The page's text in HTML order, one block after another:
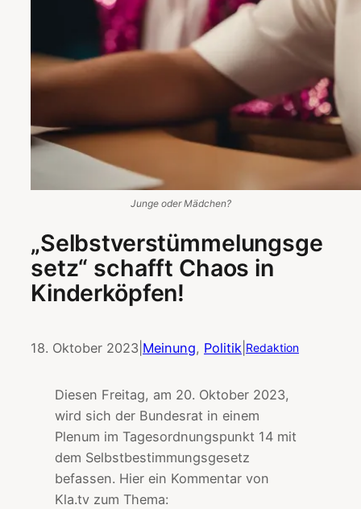
Junge oder Mädchen?
„Selbstverstümmelungsge
setz“ schafft Chaos in
Kinderköpfen!
18. Oktober 2023 Meinung, Politik Redaktion
Diesen Freitag, am 20. Oktober 2023,
wird sich der Bundesrat in einem
Plenum im Tagesordnungspunkt 14 mit
dem Selbstbestimmungsgesetz
befassen. Hier ein Kommentar von
Kla.tv zum Thema: